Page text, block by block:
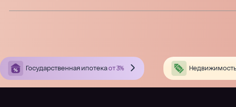
Государственная ипотекаот 3%